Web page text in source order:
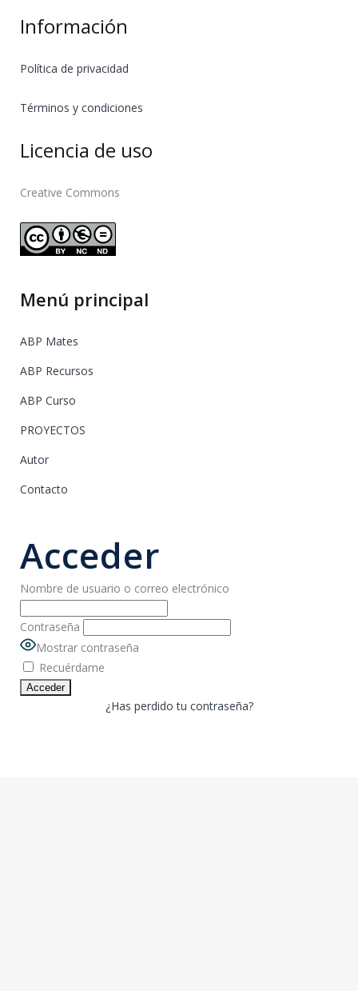
Información
Política de privacidad
Términos y condiciones
Licencia de uso
Creative Commons
Menú principal
ABP Mates
ABP Recursos
ABP Curso
PROYECTOS
Autor
Contacto
Acceder
Nombre de usuario o correo electrónico
Contraseña
Mostrar contraseña
Recuérdame
¿Has perdido tu contraseña?